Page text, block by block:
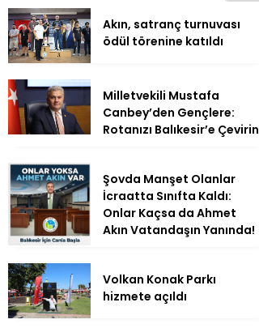
Akın, satranç turnuvası
ödül törenine katıldı
Milletvekili Mustafa
Canbey’den Gençlere:
Rotanızı Balıkesir’e Çevirin
Şovda Manşet Olanlar
İcraatta Sınıfta Kaldı:
Onlar Kaçsa da Ahmet
Akın Vatandaşın Yanında!
Volkan Konak Parkı
hizmete açıldı